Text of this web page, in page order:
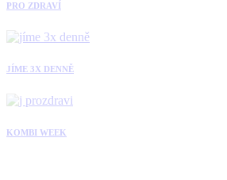
PRO ZDRAVÍ
JÍME 3X DENNĚ
KOMBI WEEK